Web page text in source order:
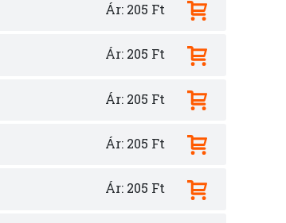
Ár: 205 Ft
Ár: 205 Ft
Ár: 205 Ft
Ár: 205 Ft
Ár: 205 Ft